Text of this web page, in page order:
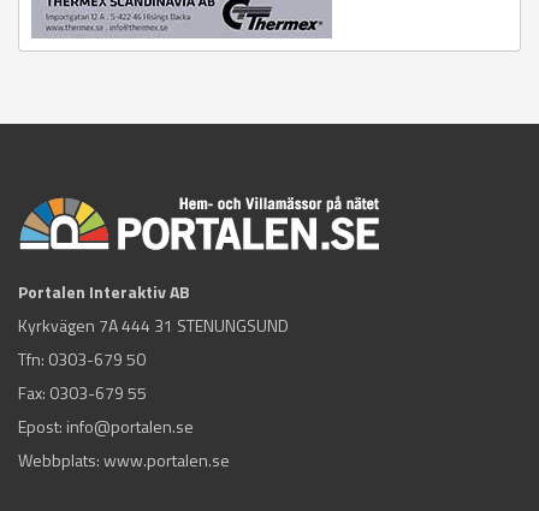
Portalen Interaktiv AB
Kyrkvägen 7A 444 31 STENUNGSUND
Tfn: 0303-679 50
Fax: 0303-679 55
Epost: info@portalen.se
Webbplats: www.portalen.se